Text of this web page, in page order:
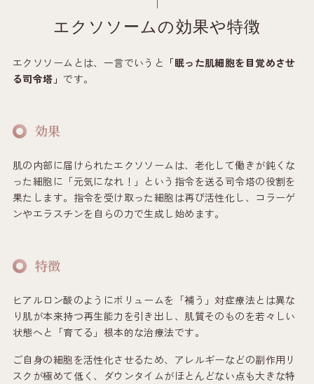
エクソソームの効果や特徴
エクソソームとは、一言でいうと 「眠った肌細胞を目覚めさせ
る司令塔」 です。
効果
肌の内部に届けられたエクソソームは、老化して働きが鈍くな
った細胞に「元気になれ！」という指令を送る司令塔の役割を
果たします。指令を受け取った細胞は再び活性化し、コラーゲ
ンやエラスチンを自らの力で生成し始めます。
特徴
ヒアルロン酸のようにボリュームを「補う」対症療法とは異な
り肌が本来持つ再生能力を引き出し、肌質そのものを若々しい
状態へと「育てる」根本的な治療法です。
ご自身の細胞を活性化させるため、アレルギーなどの副作用リ
スクが極めて低く、ダウンタイムがほとんどない点も大きな特